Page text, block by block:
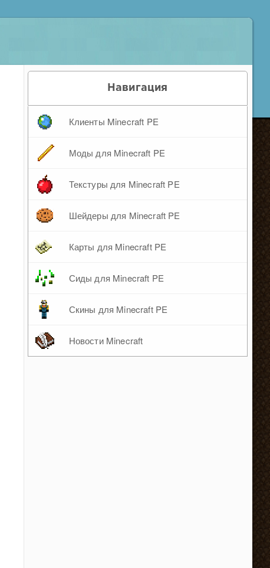
Навигация
Клиенты Minecraft PE
Моды для Minecraft PE
Текстуры для Minecraft PE
Шейдеры для Minecraft PE
Карты для Minecraft PE
Сиды для Minecraft PE
Скины для Minecraft PE
Новости Minecraft